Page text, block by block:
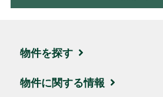
物件を探す
エリア・住所から探す
物件に関する情報